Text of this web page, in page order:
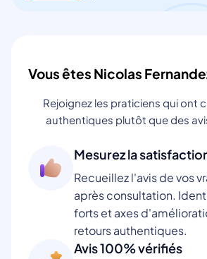
Vous êtes Nicolas
Rejoignez les praticiens qui ont
authentiques plutôt que des
Mesurez la
Recueillez l'avis de vos
après consultation.
forts et axes
retours authentiques.
Avis 100% vérifiés